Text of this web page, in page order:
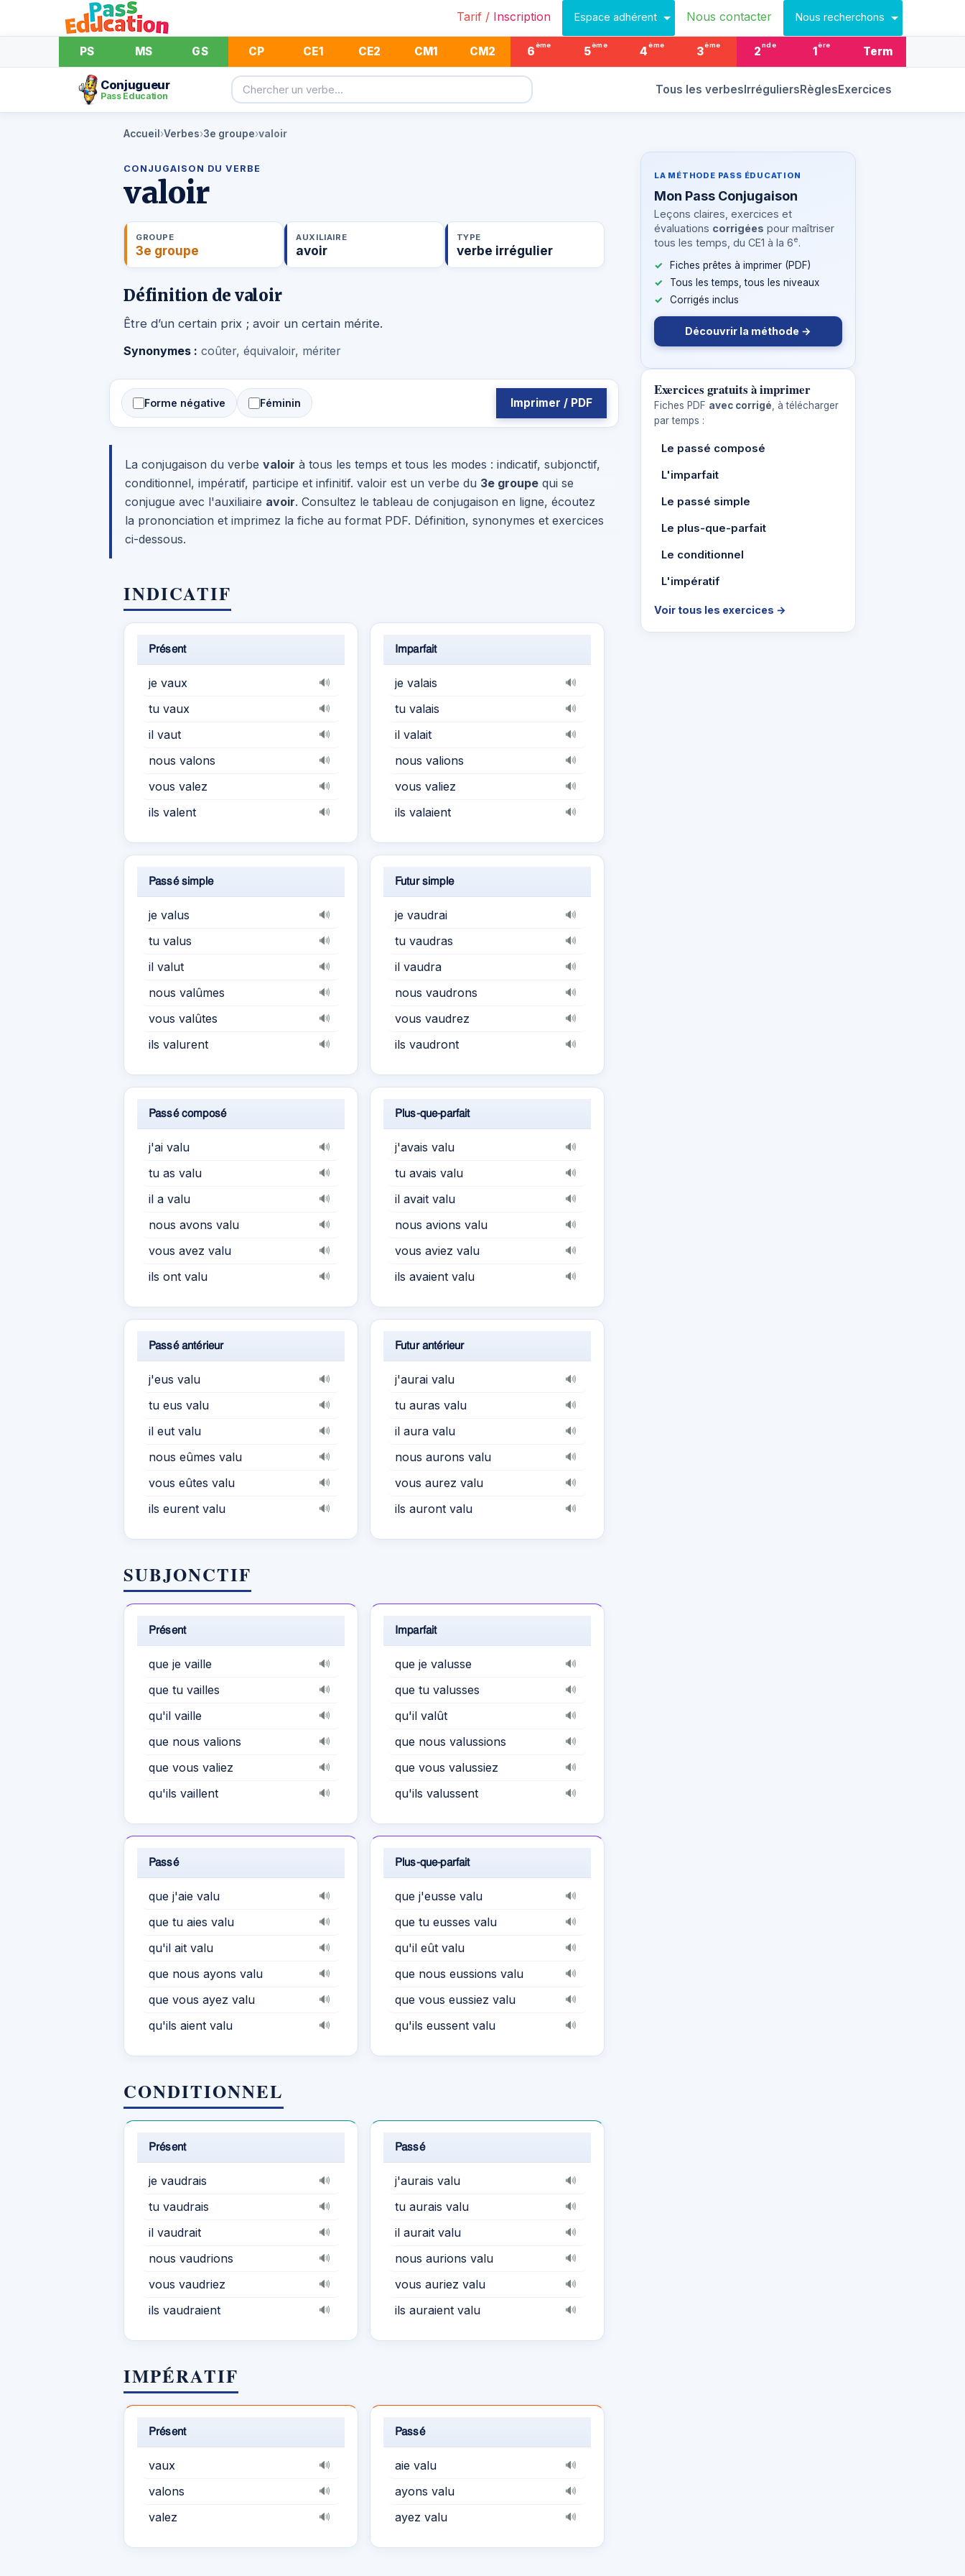
Tarif / Inscription Espace adhérent Nous contacter Nous recherchons
PS MS GS CP CE1 CE2 CM1 CM2 6ème 5ème 4 ème 3ème 2nde 1ère Term
Conjugueur
Pass Éducation Tous les verbesIrréguliersRèglesExercices
Accueil›Verbes›3e groupe›valoir
CONJUGAISON DU VERBE
valoir
GROUPE
3e groupe
AUXILIAIRE
avoir
TYPE
verbe irrégulier
Définition de valoir
Être d’un certain prix ; avoir un certain mérite.
Synonymes : coûter, équivaloir, mériter
Forme négative Féminin Imprimer / PDF
La conjugaison du verbe valoir à tous les temps et tous les modes : indicatif, subjonctif,
conditionnel, impératif, participe et infinitif. valoir est un verbe du 3e groupe qui se
conjugue avec l'auxiliaire avoir. Consultez le tableau de conjugaison en ligne, écoutez
la prononciation et imprimez la fiche au format PDF. Définition, synonymes et exercices
ci-dessous.
INDICATIF
Présent
je vaux 🔊
tu vaux 🔊
il vaut 🔊
nous valons 🔊
vous valez 🔊
ils valent 🔊
Imparfait
je valais 🔊
tu valais 🔊
il valait 🔊
nous valions 🔊
vous valiez 🔊
ils valaient 🔊
Passé simple
je valus 🔊
tu valus 🔊
il valut 🔊
nous valûmes 🔊
vous valûtes 🔊
ils valurent 🔊
Futur simple
je vaudrai 🔊
tu vaudras 🔊
il vaudra 🔊
nous vaudrons 🔊
vous vaudrez 🔊
ils vaudront 🔊
Passé composé
j'ai valu 🔊
tu as valu 🔊
il a valu 🔊
nous avons valu 🔊
vous avez valu 🔊
ils ont valu 🔊
Plus-que-parfait
j'avais valu 🔊
tu avais valu 🔊
il avait valu 🔊
nous avions valu 🔊
vous aviez valu 🔊
ils avaient valu 🔊
Passé antérieur
j'eus valu 🔊
tu eus valu 🔊
il eut valu 🔊
nous eûmes valu 🔊
vous eûtes valu 🔊
ils eurent valu 🔊
Futur antérieur
j'aurai valu 🔊
tu auras valu 🔊
il aura valu 🔊
nous aurons valu 🔊
vous aurez valu 🔊
ils auront valu 🔊
SUBJONCTIF
Présent
que je vaille 🔊
que tu vailles 🔊
qu'il vaille 🔊
que nous valions 🔊
que vous valiez 🔊
qu'ils vaillent 🔊
Imparfait
que je valusse 🔊
que tu valusses 🔊
qu'il valût 🔊
que nous valussions 🔊
que vous valussiez 🔊
qu'ils valussent 🔊
Passé
que j'aie valu 🔊
que tu aies valu 🔊
qu'il ait valu 🔊
que nous ayons valu 🔊
que vous ayez valu 🔊
qu'ils aient valu 🔊
Plus-que-parfait
que j'eusse valu 🔊
que tu eusses valu 🔊
qu'il eût valu 🔊
que nous eussions valu 🔊
que vous eussiez valu 🔊
qu'ils eussent valu 🔊
CONDITIONNEL
Présent
je vaudrais 🔊
tu vaudrais 🔊
il vaudrait 🔊
nous vaudrions 🔊
vous vaudriez 🔊
ils vaudraient 🔊
Passé
j'aurais valu 🔊
tu aurais valu 🔊
il aurait valu 🔊
nous aurions valu 🔊
vous auriez valu 🔊
ils auraient valu 🔊
IMPÉRATIF
Présent
vaux 🔊
valons 🔊
valez 🔊
Passé
aie valu 🔊
ayons valu 🔊
ayez valu 🔊
LA MÉTHODE PASS ÉDUCATION
Mon Pass Conjugaison
Leçons claires, exercices et
évaluations corrigées pour maîtriser
tous les temps, du CE1 à la 6e.
Fiches prêtes à imprimer (PDF)
Tous les temps, tous les niveaux
Corrigés inclus
Découvrir la méthode →
Exercices gratuits à imprimer
Fiches PDF avec corrigé , à télécharger
par temps :
Le passé composé
L'imparfait
Le passé simple
Le plus-que-parfait
Le conditionnel
L'impératif
Voir tous les exercices →